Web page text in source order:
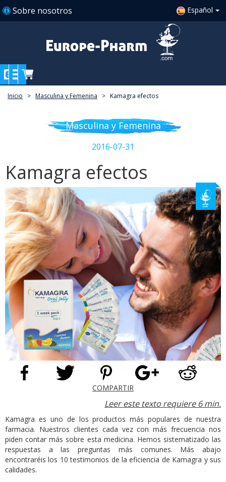
Sobre nosotros Español
Inicio > Masculina y Femenina > Kamagra efectos
Masculina y Femenina
2016-07-31
Kamagra efectos
COMPARTIR
Leer este texto requiere 6 min.
Kamagra es uno de los productos más populares de nuestra
farmacia. Nuestros clientes cada vez con más frecuencia nos
piden contar más sobre esta medicina. Hemos sistematizado las
respuestas a las preguntas más comunes. Más abajo
encontraréis los 10 testimonios de la eficiencia de Kamagra y sus
calidades.